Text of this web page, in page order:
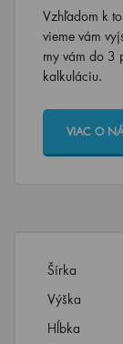
Vzhľadom k
vieme vám
my vám do 3
kalkuláciu.
VIAC O
Šírka
Výška
Hĺbka